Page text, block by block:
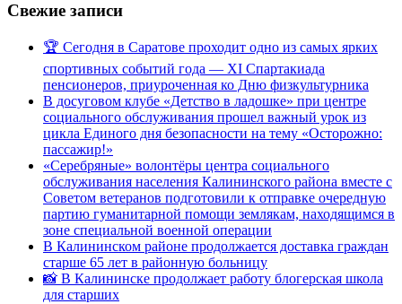
Свежие записи
🏆 Сегодня в Саратове проходит одно из самых ярких
спортивных событий года — XI Спартакиада
пенсионеров, приуроченная ко Дню физкультурника
В досуговом клубе «Детство в ладошке» при центре
социального обслуживания прошел важный урок из
цикла Единого дня безопасности на тему «Осторожно:
пассажир!»
«Серебряные» волонтёры центра социального
обслуживания населения Калининского района вместе с
Советом ветеранов подготовили к отправке очередную
партию гуманитарной помощи землякам, находящимся в
зоне специальной военной операции
В Калининском районе продолжается доставка граждан
старше 65 лет в районную больницу
📸 В Калининске продолжает работу блогерская школа
для старших